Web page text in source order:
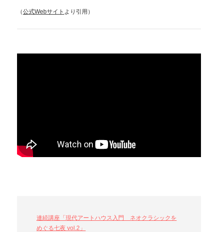
（公式Webサイト より引用）
連続講座「現代アートハウス入門 ネオクラシックを
めぐる七夜 vol.2」